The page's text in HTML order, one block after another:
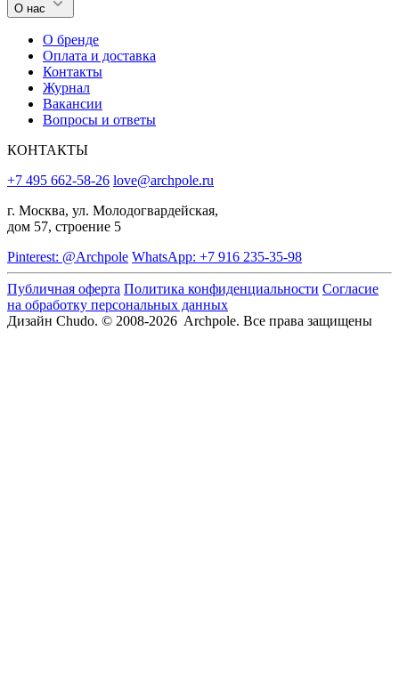
О нас
О бренде
Оплата и доставка
Контакты
Журнал
Вакансии
Вопросы и ответы
КОНТАКТЫ
+7 495 662-58-26 love@archpole.ru
г. Москва, ул. Молодогвардейская,
дом 57, строение 5
Pinterest: @Archpole WhatsApp: +7 916 235-35-98
Публичная оферта Политика конфиденциальности Согласие
на обработку персональных данных
Дизайн Chudo. © 2008-2026 Archpole. Все права защищены